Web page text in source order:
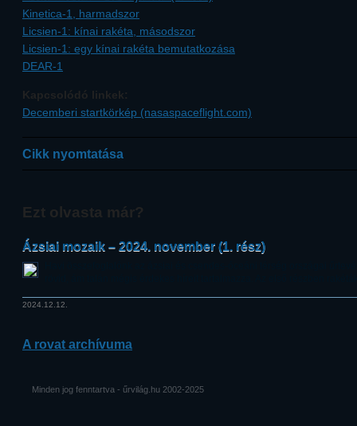
Kinetica-1, harmadszor
Licsien-1: kínai rakéta, másodszor
Licsien-1: egy kínai rakéta bemutatkozása
DEAR-1
Kapcsolódó linkek:
Decemberi startkörkép (nasaspaceflight.com)
Cikk nyomtatása
Ezt olvasta már?
Ázsiai mozaik – 2024. november (1. rész)
2024.12.12.
A rovat archívuma
Minden jog fenntartva - űrvilág.hu 2002-2025